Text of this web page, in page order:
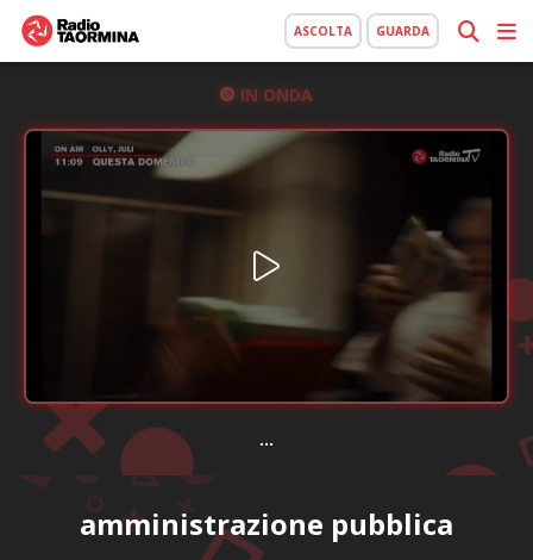
ASCOLTA GUARDA
IN ONDA
...
amministrazione pubblica